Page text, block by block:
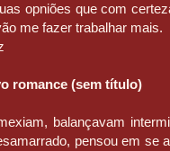
opniões que com
me fazer trabalhar mais.
romance (sem título)
balançavam
pensou em se